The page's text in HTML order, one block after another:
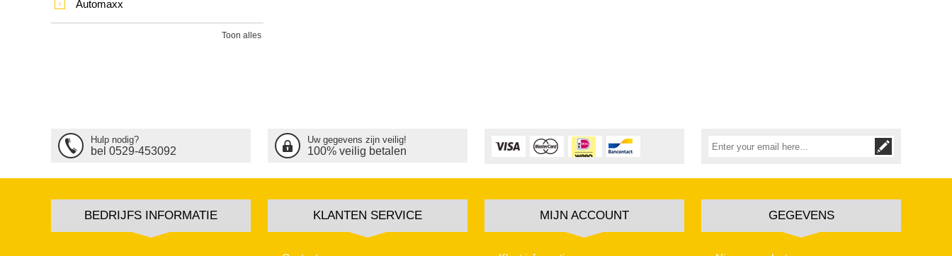
Automaxx
Toon alles
Hulp nodig?
bel 0529-453092
Uw gegevens zijn veilig!
100% veilig betalen
BEDRIJFS INFORMATIE KLANTEN SERVICE MIJN ACCOUNT GEGEVENS